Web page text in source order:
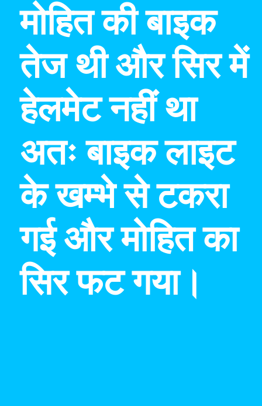
मोहित की बाइक
तेज थी और सिर में
हेलमेट नहीं था
अतः बाइक लाइट
के खम्भे से टकरा
गई और मोहित का
सिर फट गया।